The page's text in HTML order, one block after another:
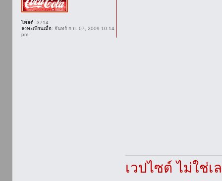
เวปไซต์ ไม่ใช่
โพสต์: 3714
ลงทะเบียนเมื่อ: จันทร์ ก.ย. 07, 2009 10:14
pm